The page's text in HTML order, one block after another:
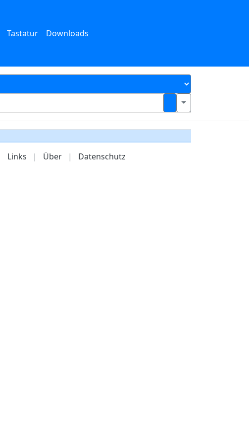
Tastatur Downloads
Links | Über | Datenschutz